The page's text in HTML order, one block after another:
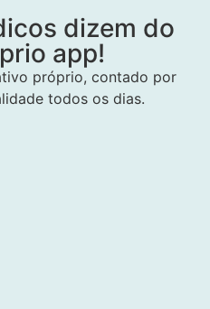
dizem do
app!
próprio, contado por
todos os dias.